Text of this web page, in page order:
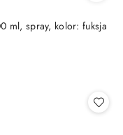
ml, spray, kolor: fuksja